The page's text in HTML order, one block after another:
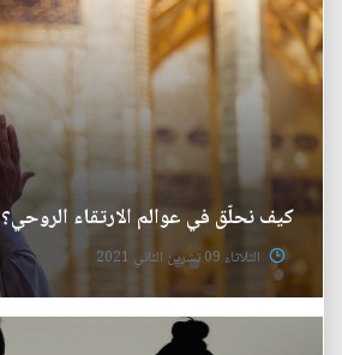
كيف نحلّق في عوالم الارتقاء الروحي؟
الثلاثاء 09 تشرين الثاني 2021